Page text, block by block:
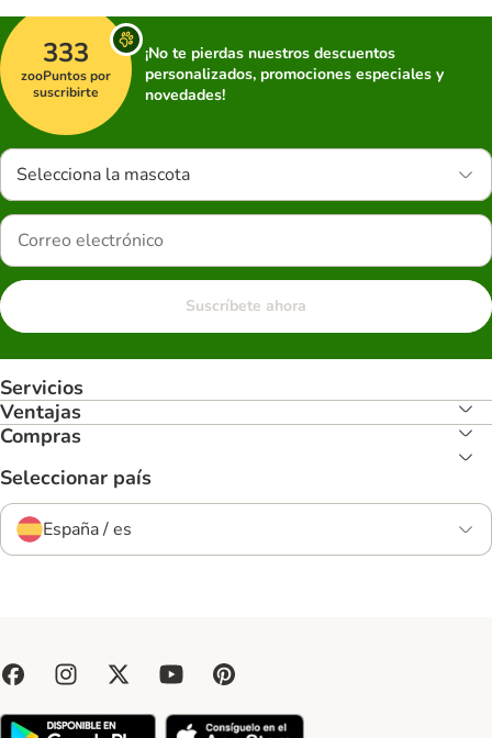
333
zooPuntos por
suscribirte
¡No te pierdas nuestros descuentos
personalizados, promociones especiales y
novedades!
Selecciona la mascota
Suscríbete ahora
Servicios
Ventajas
Compras
Seleccionar país
España / es